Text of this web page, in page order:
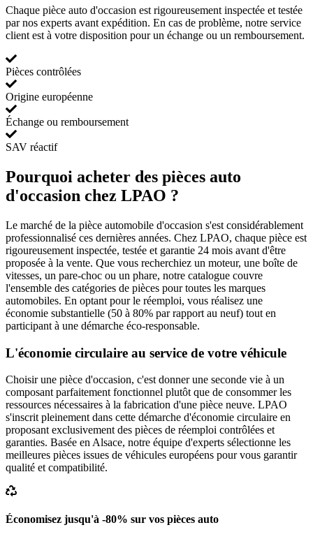
Chaque pièce auto d'occasion est rigoureusement inspectée et testée
par nos experts avant expédition. En cas de problème, notre service
client est à votre disposition pour un échange ou un remboursement.
Pièces contrôlées
Origine européenne
Échange ou remboursement
SAV réactif
Pourquoi acheter des pièces auto
d'occasion chez LPAO ?
Le marché de la pièce automobile d'occasion s'est considérablement
professionnalisé ces dernières années. Chez LPAO, chaque pièce est
rigoureusement inspectée, testée et garantie 24 mois avant d'être
proposée à la vente. Que vous recherchiez un moteur, une boîte de
vitesses, un pare-choc ou un phare, notre catalogue couvre
l'ensemble des catégories de pièces pour toutes les marques
automobiles. En optant pour le réemploi, vous réalisez une
économie substantielle (50 à 80% par rapport au neuf) tout en
participant à une démarche éco-responsable.
L'économie circulaire au service de votre véhicule
Choisir une pièce d'occasion, c'est donner une seconde vie à un
composant parfaitement fonctionnel plutôt que de consommer les
ressources nécessaires à la fabrication d'une pièce neuve. LPAO
s'inscrit pleinement dans cette démarche d'économie circulaire en
proposant exclusivement des pièces de réemploi contrôlées et
garanties. Basée en Alsace, notre équipe d'experts sélectionne les
meilleures pièces issues de véhicules européens pour vous garantir
qualité et compatibilité.
Économisez jusqu'à -80% sur vos pièces auto